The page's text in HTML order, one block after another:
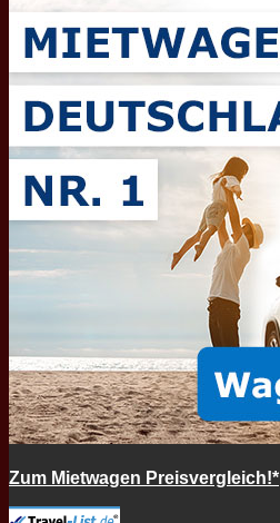
Zum Mietwagen Preisvergleich!*